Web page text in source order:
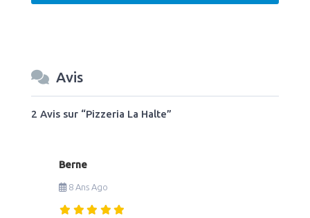
Avis
2 Avis sur “Pizzeria La Halte”
Berne
8 Ans Ago